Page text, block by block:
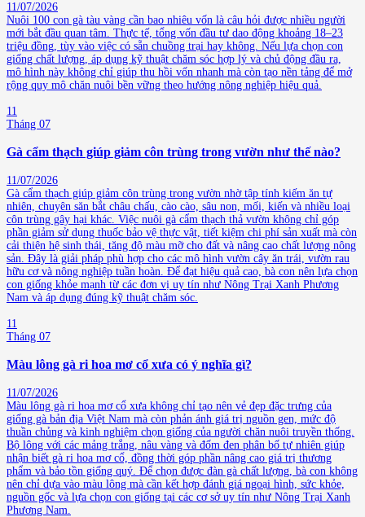
11/07/2026
Nuôi 100 con gà tàu vàng cần bao nhiêu vốn là câu hỏi được nhiều người
mới bắt đầu quan tâm. Thực tế, tổng vốn đầu tư dao động khoảng 18–23
triệu đồng, tùy vào việc có sẵn chuồng trại hay không. Nếu lựa chọn con
giống chất lượng, áp dụng kỹ thuật chăm sóc hợp lý và chủ động đầu ra,
mô hình này không chỉ giúp thu hồi vốn nhanh mà còn tạo nền tảng để mở
rộng quy mô chăn nuôi bền vững theo hướng nông nghiệp hiệu quả.
11
Tháng 07
Gà cẩm thạch giúp giảm côn trùng trong vườn như thế nào?
11/07/2026
Gà cẩm thạch giúp giảm côn trùng trong vườn nhờ tập tính kiếm ăn tự
nhiên, chuyên săn bắt châu chấu, cào cào, sâu non, mối, kiến và nhiều loại
côn trùng gây hại khác. Việc nuôi gà cẩm thạch thả vườn không chỉ góp
phần giảm sử dụng thuốc bảo vệ thực vật, tiết kiệm chi phí sản xuất mà còn
cải thiện hệ sinh thái, tăng độ màu mỡ cho đất và nâng cao chất lượng nông
sản. Đây là giải pháp phù hợp cho các mô hình vườn cây ăn trái, vườn rau
hữu cơ và nông nghiệp tuần hoàn. Để đạt hiệu quả cao, bà con nên lựa chọn
con giống khỏe mạnh từ các đơn vị uy tín như Nông Trại Xanh Phương
Nam và áp dụng đúng kỹ thuật chăm sóc.
11
Tháng 07
Màu lông gà ri hoa mơ cổ xưa có ý nghĩa gì?
11/07/2026
Màu lông gà ri hoa mơ cổ xưa không chỉ tạo nên vẻ đẹp đặc trưng của
giống gà bản địa Việt Nam mà còn phản ánh giá trị nguồn gen, mức độ
thuần chủng và kinh nghiệm chọn giống của người chăn nuôi truyền thống.
Bộ lông với các mảng trắng, nâu vàng và đốm đen phân bố tự nhiên giúp
nhận biết gà ri hoa mơ cổ, đồng thời góp phần nâng cao giá trị thương
phẩm và bảo tồn giống quý. Để chọn được đàn gà chất lượng, bà con không
nên chỉ dựa vào màu lông mà cần kết hợp đánh giá ngoại hình, sức khỏe,
nguồn gốc và lựa chọn con giống tại các cơ sở uy tín như Nông Trại Xanh
Phương Nam.